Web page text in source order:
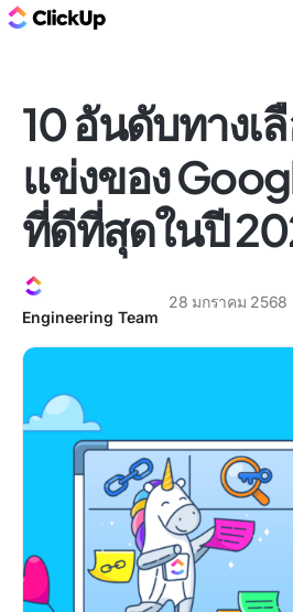
10 อันดับทางเ
แข่งของ
ที่ดีที่สุดในปี
Engineering Team
28 มกราคม 2568